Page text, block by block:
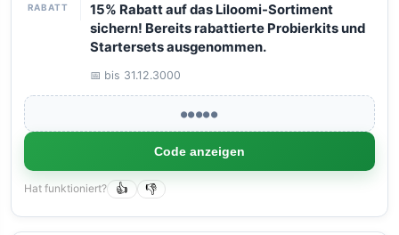
RABATT
15% Rabatt auf das Liloomi-Sortiment
sichern! Bereits rabattierte Probierkits und
Startersets ausgenommen.
📅 bis 31.12.3000
●●●●●
Code anzeigen
Hat funktioniert? 👍 👎